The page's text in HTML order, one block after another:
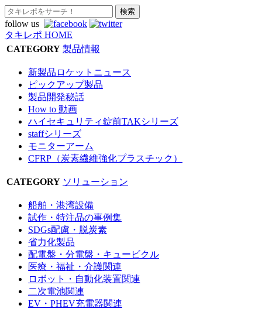
follow us
タキレポ HOME
CATEGORY 製品情報
新製品ロケットニュース
ピックアップ製品
製品開発秘話
How to 動画
ハイセキュリティ錠前TAKシリーズ
staffシリーズ
モニターアーム
CFRP（炭素繊維強化プラスチック）
CATEGORY ソリューション
船舶・港湾設備
試作・特注品の事例集
SDGs配慮・脱炭素
省力化製品
配電盤・分電盤・キュービクル
医療・福祉・介護関連
ロボット・自動化装置関連
二次電池関連
EV・PHEV充電器関連